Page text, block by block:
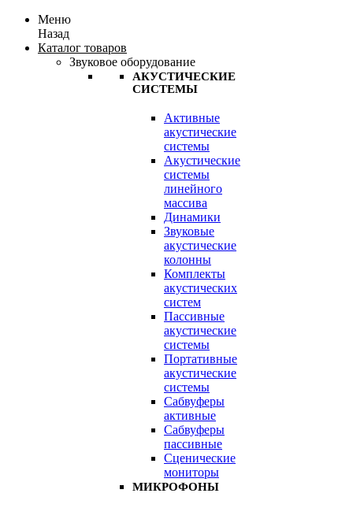
Меню
Назад
Каталог товаров
Звуковое оборудование
АКУСТИЧЕСКИЕ
СИСТЕМЫ
Активные
акустические
системы
Акустические
системы
линейного
массива
Динамики
Звуковые
акустические
колонны
Комплекты
акустических
систем
Пассивные
акустические
системы
Портативные
акустические
системы
Сабвуферы
активные
Сабвуферы
пассивные
Сценические
мониторы
МИКРОФОНЫ